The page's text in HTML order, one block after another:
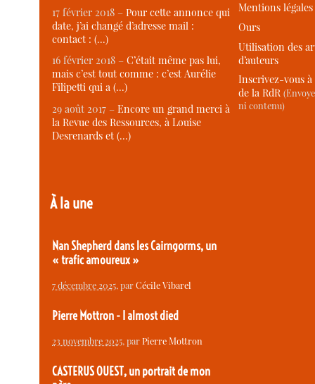
17 février 2018 –Pour cette annonce qui
date, j’ai changé d’adresse mail :
contact : (…)
16 février 2018 –C’était même pas lui,
mais c’est tout comme : c’est Aurélie
Filipetti qui a (…)
29 août 2017 –Encore un grand merci à
la Revue des Ressources, à Louise
Desrenards et (…)
À la une
Nan Shepherd dans les Cairngorms, un
« trafic amoureux »
7 décembre 2025, parCécile Vibarel
Pierre Mottron - I almost died
23 novembre 2025, parPierre Mottron
CASTERUS OUEST, un portrait de mon
Mentions légales
Ours
Utilisation des
d’auteurs
Inscrivez-vous
de la RdR
ni contenu)